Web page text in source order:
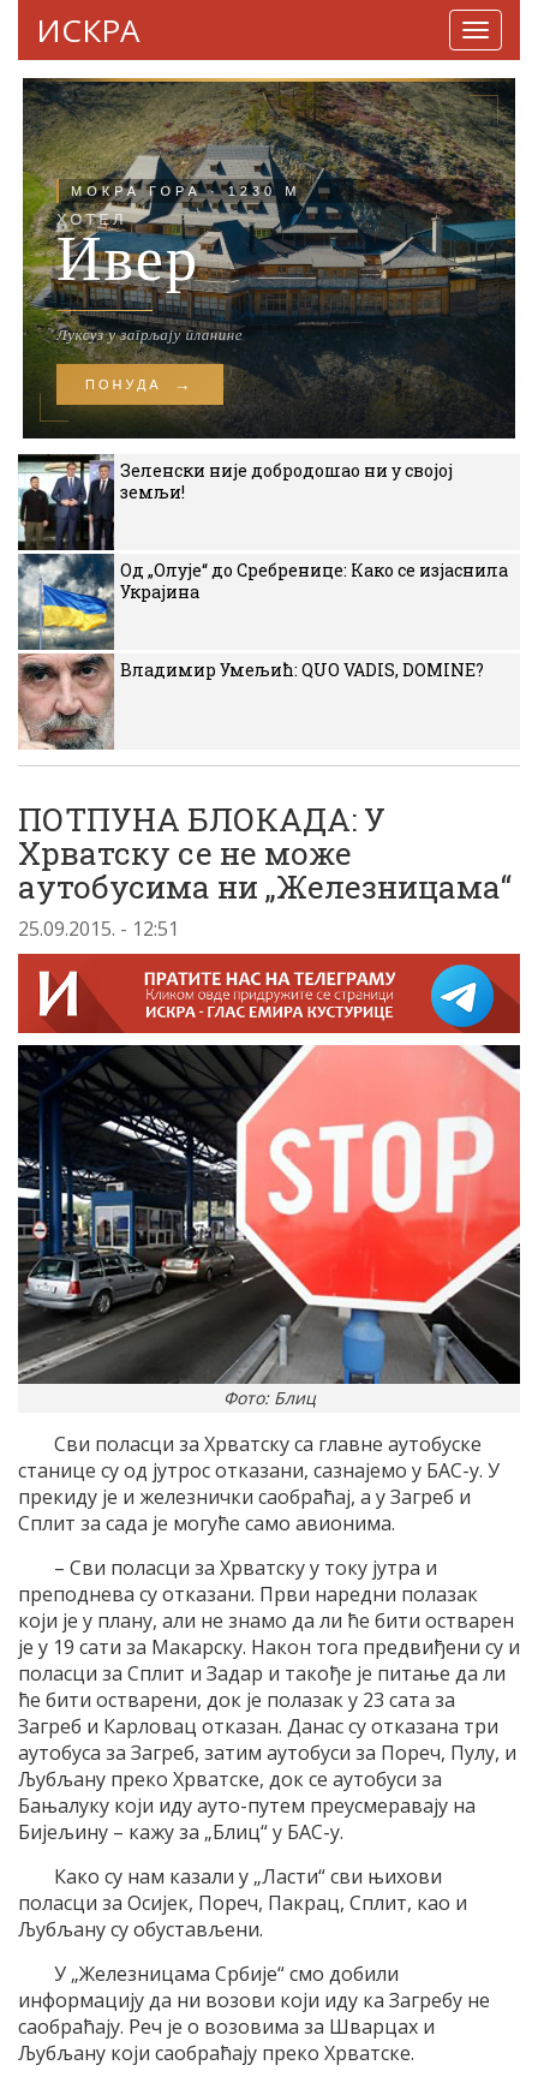
ИСКРА
Зеленски није добродошао ни у својој
земљи!
Од „Олује“ до Сребренице: Како се изјаснила
Украјина
Владимир Умељић: QUO VADIS, DOMINE?
ПОТПУНА БЛОКАДА: У
Хрватску се не може
аутобусима ни „Железницама“
25.09.2015. - 12:51
Фото: Блиц
Сви поласци за Хрватску са главне аутобуске
станице су од јутрос отказани, сазнајемо у БАС-у. У
прекиду је и железнички саобраћај, а у Загреб и
Сплит за сада је могуће само авионима.
– Сви поласци за Хрватску у току јутра и
преподнева су отказани. Први наредни полазак
који је у плану, али не знамо да ли ће бити остварен
је у 19 сати за Макарску. Након тога предвиђени су и
поласци за Сплит и Задар и такође је питање да ли
ће бити остварени, док је полазак у 23 сата за
Загреб и Карловац отказан. Данас су отказана три
аутобуса за Загреб, затим аутобуси за Пореч, Пулу, и
Љубљану преко Хрватске, док се аутобуси за
Бањалуку који иду ауто-путем преусмеравају на
Бијељину – кажу за „Блиц“ у БАС-у.
Како су нам казали у „Ласти“ сви њихови
поласци за Осијек, Пореч, Пакрац, Сплит, као и
Љубљану су обустављени.
У „Железницама Србије“ смо добили
информацију да ни возови који иду ка Загребу не
саобраћају. Реч је о возовима за Шварцах и
Љубљану који саобраћају преко Хрватске.